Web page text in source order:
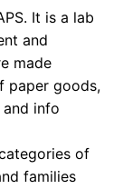
It is a lab
and
made
paper goods,
info
of
families